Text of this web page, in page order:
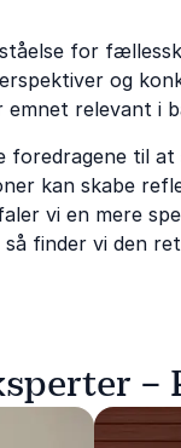
for
og
relevant i
foredragene til
kan skabe
vi en mere
så finder vi den
–